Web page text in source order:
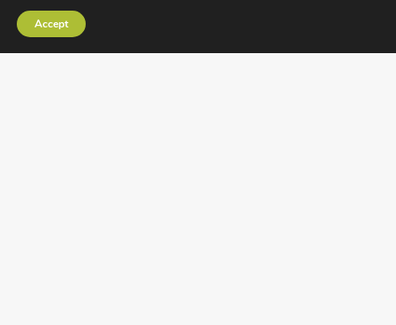
leveringsvoorwaarden
Accept